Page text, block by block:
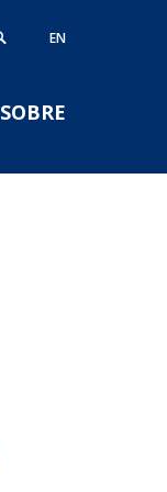
EN
SOBRE